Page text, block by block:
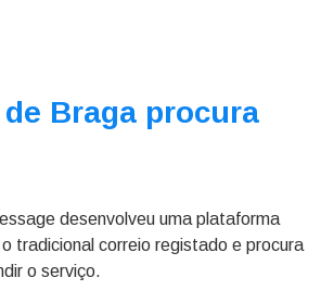
Braga procura
desenvolveu uma plataforma
tradicional correio registado e procura
o serviço.